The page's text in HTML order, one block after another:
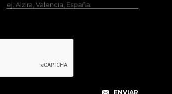
ej. Alzira, Valencia, España.